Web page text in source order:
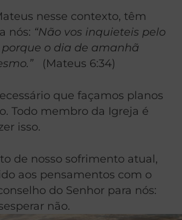
nesse contexto, têm
nós: “Não vos inquieteis pelo
o dia de amanhã
(Mateus 6:34)
que façamos planos
Todo membro da Igreja é
isso.
de nosso sofrimento atual,
aos pensamentos com o
do Senhor para nós:
não.